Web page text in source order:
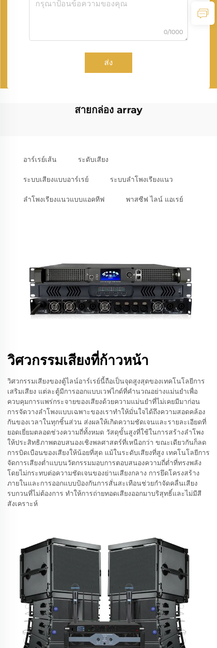
0/1000
ส่ง
สายกล่อง array
อาร์เรย์เส้น ระดับเสียง
ระบบเสียงแบบอาร์เรย์ ระบบลำโพงเรียงแนว
ลำโพงเรียงแนวแบบแอคทีฟ พาสซีฟ ไลน์ แอเรย์
วิศวกรรมเสียงที่ก้าวหน้า
วิศวกรรมเสียงของตู้ไลน์อาร์เรย์นี้ถือเป็นจุดสูงสุดของเทคโนโลยีการ
เสริมเสียง แต่ละตู้มีการออกแบบเวฟไกด์ที่คำนวณอย่างแม่นยำเพื่อ
ควบคุมการแพร่กระจายของเสียงด้วยความแม่นยำที่ไม่เคยมีมาก่อน
การจัดวางลำโพงแบบเฉพาะของเราทำให้มั่นใจได้ถึงความสอดคล้อง
กันของเวลาในทุกชิ้นส่วน ส่งผลให้เกิดความชัดเจนและรายละเอียดที่
ยอดเยี่ยมตลอดช่วงความถี่ทั้งหมด วัสดุขั้นสูงที่ใช้ในการสร้างลำโพง
ให้ประสิทธิภาพตอบสนองเชิงพลศาสตร์ที่เหนือกว่า ขณะเดียวกันก็ลด
การบิดเบือนของเสียงให้น้อยที่สุด แม้ในระดับเสียงที่สูง เทคโนโลยีการ
จัดการเสียงต่ำแบบนวัตกรรมมอบการตอบสนองความถี่ต่ำที่ทรงพลัง
โดยไม่กระทบต่อความชัดเจนของย่านเสียงกลาง การยึดโครงสร้าง
ภายในและการออกแบบป้องกันการสั่นสะเทือนช่วยกำจัดคลื่นเสียง
รบกวนที่ไม่ต้องการ ทำให้การถ่ายทอดเสียงออกมาบริสุทธิ์และไม่มีสี
สังเคราะห์